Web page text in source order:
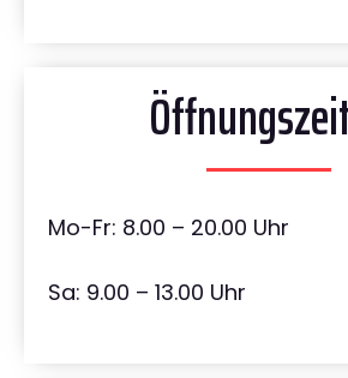
Mo-Fr: 8.00 – 20.00 Uhr
Sa: 9.00 – 13.00 Uhr